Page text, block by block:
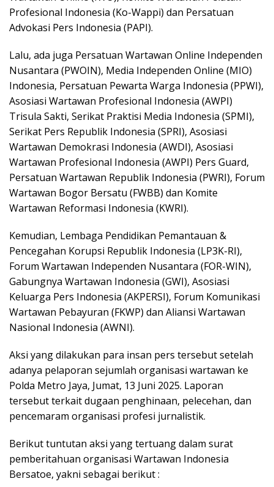
Profesional Indonesia (Ko-Wappi) dan Persatuan
Advokasi Pers Indonesia (PAPI).
Lalu, ada juga Persatuan Wartawan Online Independen
Nusantara (PWOIN), Media Independen Online (MIO)
Indonesia, Persatuan Pewarta Warga Indonesia (PPWI),
Asosiasi Wartawan Profesional Indonesia (AWPI)
Trisula Sakti, Serikat Praktisi Media Indonesia (SPMI),
Serikat Pers Republik Indonesia (SPRI), Asosiasi
Wartawan Demokrasi Indonesia (AWDI), Asosiasi
Wartawan Profesional Indonesia (AWPI) Pers Guard,
Persatuan Wartawan Republik Indonesia (PWRI), Forum
Wartawan Bogor Bersatu (FWBB) dan Komite
Wartawan Reformasi Indonesia (KWRI).
Kemudian, Lembaga Pendidikan Pemantauan &
Pencegahan Korupsi Republik Indonesia (LP3K-RI),
Forum Wartawan Independen Nusantara (FOR-WIN),
Gabungnya Wartawan Indonesia (GWI), Asosiasi
Keluarga Pers Indonesia (AKPERSI), Forum Komunikasi
Wartawan Pebayuran (FKWP) dan Aliansi Wartawan
Nasional Indonesia (AWNI).
Aksi yang dilakukan para insan pers tersebut setelah
adanya pelaporan sejumlah organisasi wartawan ke
Polda Metro Jaya, Jumat, 13 Juni 2025. Laporan
tersebut terkait dugaan penghinaan, pelecehan, dan
pencemaram organisasi profesi jurnalistik.
Berikut tuntutan aksi yang tertuang dalam surat
pemberitahuan organisasi Wartawan Indonesia
Bersatoe, yakni sebagai berikut :